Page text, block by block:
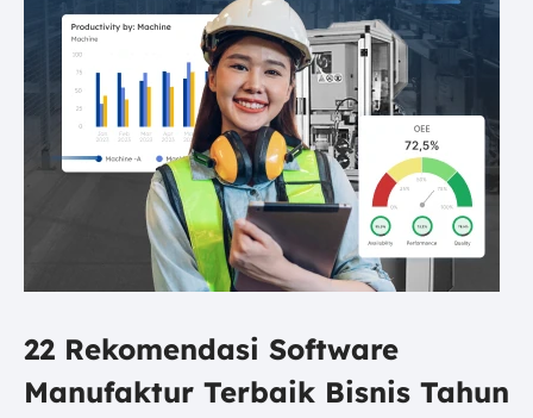
22 Rekomendasi Software
Manufaktur Terbaik Bisnis Tahun